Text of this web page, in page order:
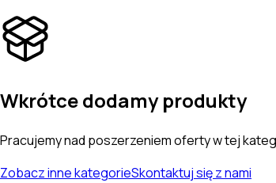
Wkrótce dodamy produkty
Pracujemy nad poszerzeniem oferty w tej
Zobacz inne kategorieSkontaktuj się z nami